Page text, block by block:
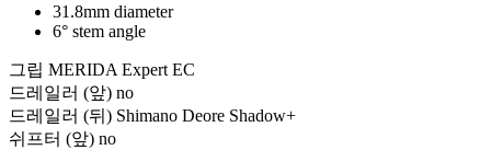
31.8mm diameter
6° stem angle
그립 MERIDA Expert EC
드레일러 (앞) no
드레일러 (뒤) Shimano Deore Shadow+
쉬프터 (앞) no